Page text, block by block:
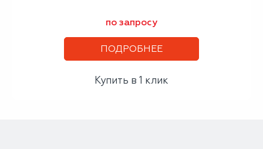
по запросу
ПОДРОБНЕЕ
Купить в 1 клик